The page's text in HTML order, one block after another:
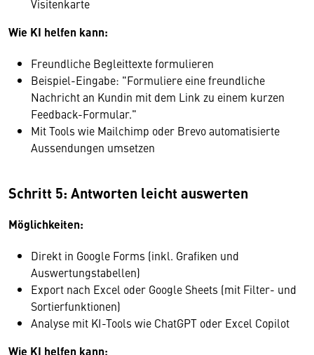
Visitenkarte
Wie KI helfen kann:
Freundliche Begleittexte formulieren
Beispiel-Eingabe: "Formuliere eine freundliche
Nachricht an Kundin mit dem Link zu einem kurzen
Feedback-Formular."
Mit Tools wie Mailchimp oder Brevo automatisierte
Aussendungen umsetzen
Schritt 5: Antworten leicht auswerten
Möglichkeiten:
Direkt in Google Forms (inkl. Grafiken und
Auswertungstabellen)
Export nach Excel oder Google Sheets (mit Filter- und
Sortierfunktionen)
Analyse mit KI-Tools wie ChatGPT oder Excel Copilot
Wie KI helfen kann: